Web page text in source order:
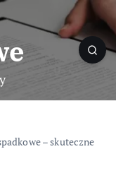
– skuteczne